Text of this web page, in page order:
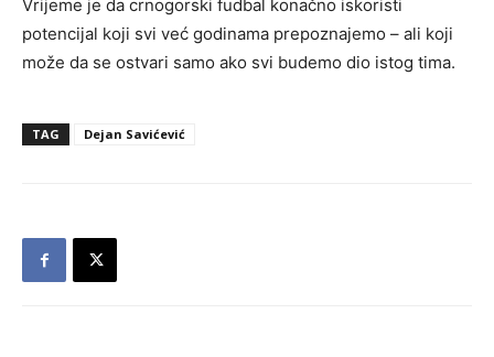
Vrijeme je da crnogorski fudbal konačno iskoristi
potencijal koji svi već godinama prepoznajemo – ali koji
može da se ostvari samo ako svi budemo dio istog tima.
TAG Dejan Savićević